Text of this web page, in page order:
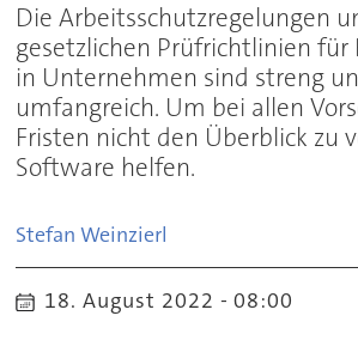
Die Arbeitsschutzregelungen
gesetzlichen Prüfrichtlinien
in Unternehmen sind streng
umfangreich. Um bei allen
Fristen nicht den Überblick zu
Software helfen.
Stefan Weinzierl
18. August 2022 - 08:00